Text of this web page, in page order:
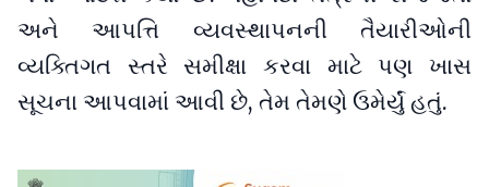
અને આપત્તિ વ્યવસ્થાપનની તૈયારીઓની
વ્યક્તિગત સ્તરે સમીક્ષા કરવા માટે પણ ખાસ
સૂચના આપવામાં આવી છે, તેમ તેમણે ઉમેર્યું હતું.